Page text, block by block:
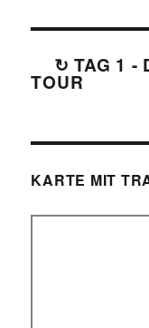
↻ TAG 1 -
TOUR
KARTE MIT